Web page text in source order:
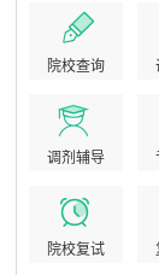
院校查询
调剂辅导
院校复试